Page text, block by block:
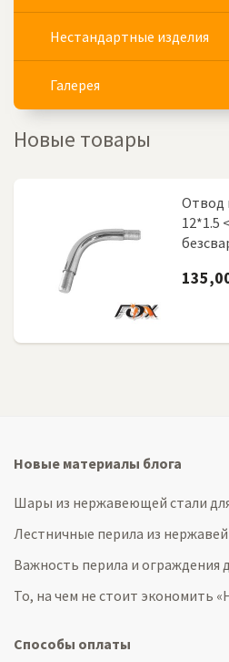
Нестандартные изделия
Галерея
Новые товары
Отвод
12*1.5
Новые материалы блога
Шары из нержавеющей стали
Лестничные перила из
Важность перила и ограждения
То, на чем не стоит экономить
Способы оплаты